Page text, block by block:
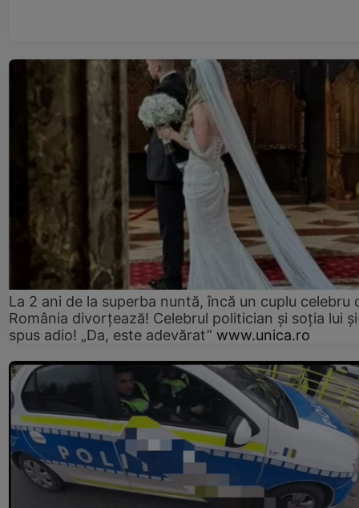
La 2 ani de la superba nuntă, încă un cuplu celebru
România divorțează! Celebrul politician și soția lui
spus adio! „Da, este adevărat” www.unica.ro